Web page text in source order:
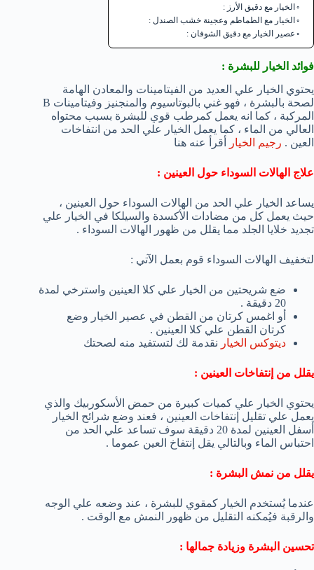
الخيار مع دقيق الأرز :
الخيار مع الطماطم وعجينة خشب الصندل :
عصير الخيار مع دقيق الشوفان :
فوائد الخيار للبشرة :
يحتوي الخيار علي العديد من الفيتامينات والمعادن الهامة
لصحة بالبشرة ، فهو غني بالبوتاسيوم والمنجنيز وفيتامينات B
المركبة ، كما انه يعمل كمرطب قوي للبشرة بسبب محتواه
العالي من الماء ، كما يعمل الخيار علي الحد من انتفاخات
العين . رجيم الخيار أقرأ عنه هنا
علاج الهالات السوداء حول العينين :
يساعد الخيار علي الحد من الهالات السوداء حول العينين ،
حيث يعمل كل من مضادات الأكسدة والسيلكا في الخيار علي
تجديد خلايا الجلد مما يقلل من ظهور الهالات السوداء .
لتخفيف الهالات السوداء قوم بعمل الآتي :
ضع شريحتين من الخيار علي كلا العينين واسترخي لمدة
20 دقيقة .
أو اغمس كرتان من القطن في عصير الخيار وضع
كرتان القطن علي كلا العينين .
ديتوكس الخيار نقدمة لك لتستفيد منه لصحتك
يقلل من إنتفاخات العينين :
يحتوي الخيار علي كميات كبيرة من حمض الأسكوربيك والذي
يعمل علي تقليل إنتفاخات العينين ، فعند وضع شرائح الخيار
أسفل العينين لمدة 20 دقيقة سوف تساعد علي الحد من
احتباس الماء وبالتالي يقل إنتفاخ العين عموما .
يقلل من نمش البشرة :
عندما يُستخدم الخيار كمقوي للبشرة ، عند وضعه علي الوجه
والرقبة فيُمكنه التقليل من ظهور النمش مع الوقت .
تحسين البشرة وزيادة جمالها :